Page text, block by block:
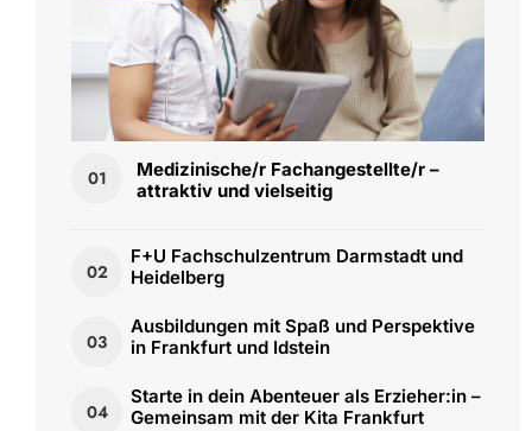
01
Medizinische/r Fachangestellte/r –
attraktiv und vielseitig
02
F+U Fachschulzentrum Darmstadt und
Heidelberg
03
Ausbildungen mit Spaß und Perspektive
in Frankfurt und Idstein
04
Starte in dein Abenteuer als Erzieher:in –
Gemeinsam mit der Kita Frankfurt